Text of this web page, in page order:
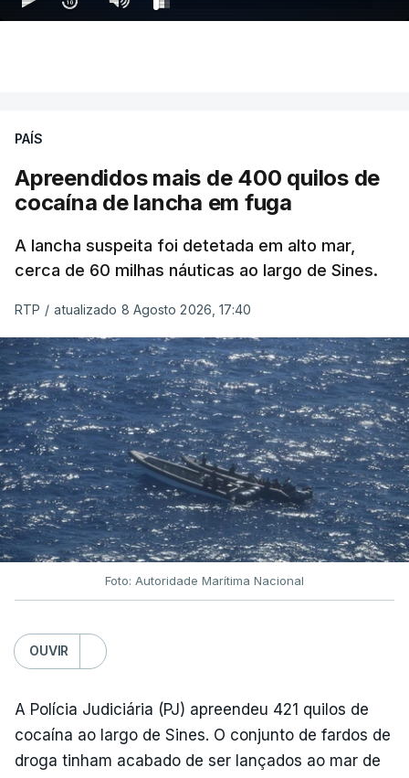
PAÍS
Apreendidos mais de 400 quilos de
cocaína de lancha em fuga
A lancha suspeita foi detetada em alto mar,
cerca de 60 milhas náuticas ao largo de Sines.
RTP / atualizado 8 Agosto 2026, 17:40
Foto: Autoridade Marítima Nacional
OUVIR
A Polícia Judiciária (PJ) apreendeu 421 quilos de
cocaína ao largo de Sines. O conjunto de fardos de
droga tinham acabado de ser lançados ao mar de